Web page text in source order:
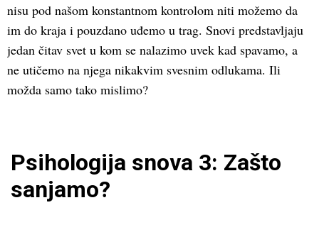
nisu pod našom konstantnom kontrolom niti možemo da
im do kraja i pouzdano uđemo u trag. Snovi predstavljaju
jedan čitav svet u kom se nalazimo uvek kad spavamo, a
ne utičemo na njega nikakvim svesnim odlukama. Ili
možda samo tako mislimo?
Psihologija snova 3: Zašto
sanjamo?